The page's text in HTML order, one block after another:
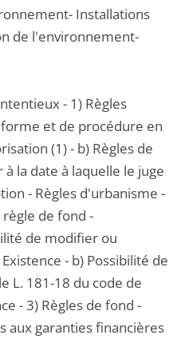
Installations
de l'environnement-
- 1) Règles
forme et de procédure en
(1) - b) Règles de
la date à laquelle le juge
- Règles d'urbanisme -
de fond -
de modifier ou
- b) Possibilité de
L. 181-18 du code de
- 3) Règles de fond -
aux garanties financières